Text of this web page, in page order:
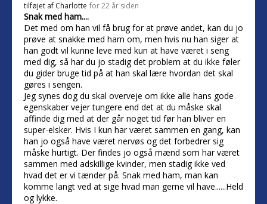
tilføjet af Charlotte for 22 år siden
Snak med ham....
Det med om han vil få brug for at prøve andet, kan du jo
prøve at snakke med ham om, men hvis nu han siger at
han godt vil kunne leve med kun at have været i seng
med dig, så har du jo stadig det problem at du ikke føler
du gider bruge tid på at han skal lære hvordan det skal
gøres i sengen.
Jeg synes dog du skal overveje om ikke alle hans gode
egenskaber vejer tungere end det at du måske skal
affinde dig med at der går noget tid før han bliver en
super-elsker. Hvis I kun har været sammen en gang, kan
han jo også have været nervøs og det forbedrer sig
måske hurtigt. Der findes jo også mænd som har været
sammen med adskillige kvinder, men stadig ikke ved
hvad det er vi tænder på. Snak med ham, man kan
komme langt ved at sige hvad man gerne vil have......Held
og lykke.